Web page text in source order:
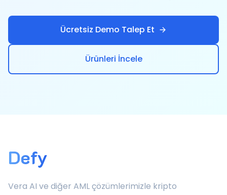
Ücretsiz Demo Talep Et
Ürünleri İncele
Defy
Vera AI ve diğer AML çözümlerimizle kripto